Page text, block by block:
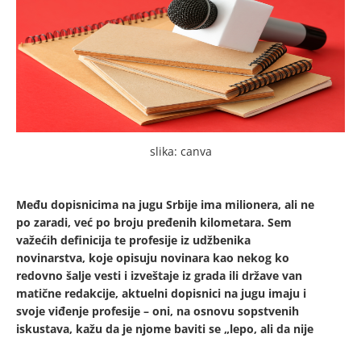
slika: canva
Među dopisnicima na jugu Srbije ima milionera, ali ne
po zaradi, već po broju pređenih kilometara. Sem
važećih definicija te profesije iz udžbenika
novinarstva, koje opisuju novinara kao nekog ko
redovno šalje vesti i izveštaje iz grada ili države van
matične redakcije, aktuelni dopisnici na jugu imaju i
svoje viđenje profesije – oni, na osnovu sopstvenih
iskustava, kažu da je njome baviti se „lepo, ali da nije